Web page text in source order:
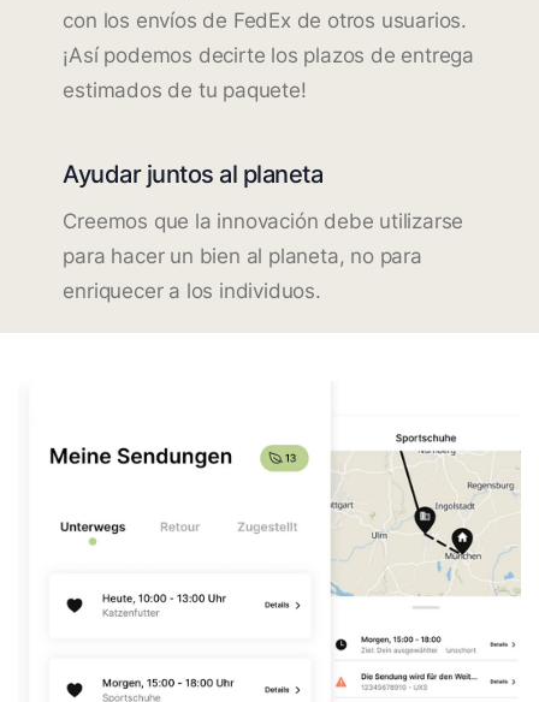
con los envíos de FedEx de otros usuarios.
¡Así podemos decirte los plazos de entrega
estimados de tu paquete!
Ayudar juntos al planeta
Creemos que la innovación debe utilizarse
para hacer un bien al planeta, no para
enriquecer a los individuos.